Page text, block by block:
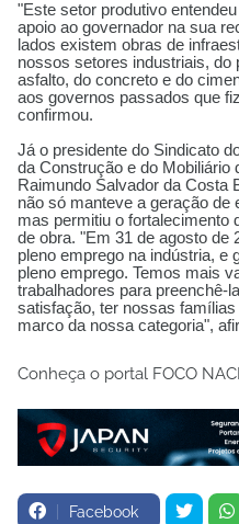
"Este setor produtivo
apoio ao governador na sua
lados existem obras de
nossos setores industriais, do
asfalto, do concreto e do
aos governos passados que
confirmou.
Já o presidente do Sindicato
da Construção e do Mobiliário
Raimundo Salvador da Costa
não só manteve a geração de
mas permitiu o fortalecimento
de obra. "Em 31 de agosto de
pleno emprego na indústria, e
pleno emprego. Temos mais
trabalhadores para preenchê-
satisfação, ter nossas
marco da nossa categoria",
Conheça o portal FOCO
Facebook